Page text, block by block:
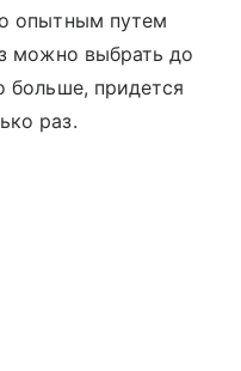
опытным путем
можно выбрать до
больше, придется
раз.